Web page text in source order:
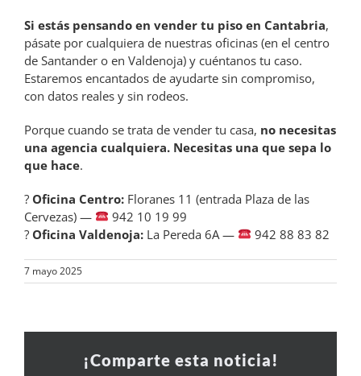
Si estás pensando en vender tu piso en Cantabria,
pásate por cualquiera de nuestras oficinas (en el centro
de Santander o en Valdenoja) y cuéntanos tu caso.
Estaremos encantados de ayudarte sin compromiso,
con datos reales y sin rodeos.
Porque cuando se trata de vender tu casa, no necesitas
una agencia cualquiera. Necesitas una que sepa lo
que hace.
? Oficina Centro: Floranes 11 (entrada Plaza de las
Cervezas) —
942 10 19 99
? Oficina Valdenoja: La Pereda 6A — 942 88 83 82
7 mayo 2025
¡Comparte esta noticia!